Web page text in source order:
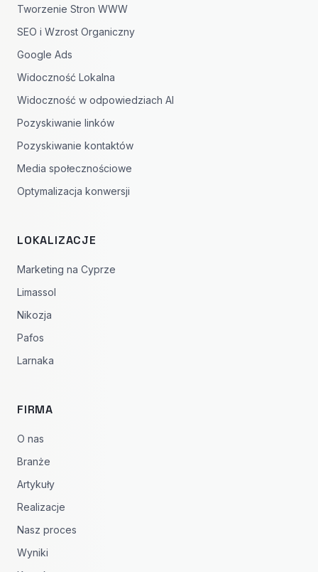
Tworzenie Stron WWW
SEO i Wzrost Organiczny
Google Ads
Widoczność Lokalna
Widoczność w odpowiedziach AI
Pozyskiwanie linków
Pozyskiwanie kontaktów
Media społecznościowe
Optymalizacja konwersji
LOKALIZACJE
Marketing na Cyprze
Limassol
Nikozja
Pafos
Larnaka
FIRMA
O nas
Branże
Artykuły
Realizacje
Nasz proces
Wyniki